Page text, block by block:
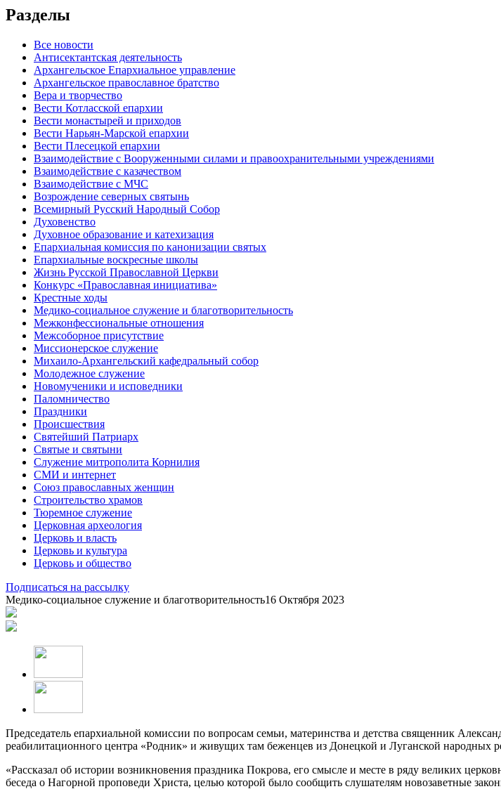
Разделы
Все новости
Антисектантская деятельность
Архангельское Епархиальное управление
Архангельское православное братство
Вера и творчество
Вести Котласской епархии
Вести монастырей и приходов
Вести Нарьян-Марской епархии
Вести Плесецкой епархии
Взаимодействие с Вооруженными силами и правоохранительными учреждениями
Взаимодействие с казачеством
Взаимодействие с МЧС
Возрождение северных святынь
Всемирный Русский Народный Собор
Духовенство
Духовное образование и катехизация
Епархиальная комиссия по канонизации святых
Епархиальные воскресные школы
Жизнь Русской Православной Церкви
Конкурс «Православная инициатива»
Крестные ходы
Медико-социальное служение и благотворительность
Межконфессиональные отношения
Межсоборное присутствие
Миссионерское служение
Михаило-Архангельский кафедральный собор
Молодежное служение
Новомученики и исповедники
Паломничество
Праздники
Происшествия
Святейший Патриарх
Святые и святыни
Служение митрополита Корнилия
СМИ и интернет
Союз православных женщин
Строительство храмов
Тюремное служение
Церковная археология
Церковь и власть
Церковь и культура
Церковь и общество
Подписаться на рассылку
Медико-социальное служение и благотворительность16 Октября 2023
Председатель епархиальной комиссии по вопросам семьи, материнства и детства священник
реабилитационного центра «Родник» и живущих там беженцев из Донецкой и Луганской народных
«Рассказал об истории возникновения праздника Покрова, его смысле и месте в ряду великих
беседа о Нагорной проповеди Христа, целью которой было сообщить слушателям новозаветные